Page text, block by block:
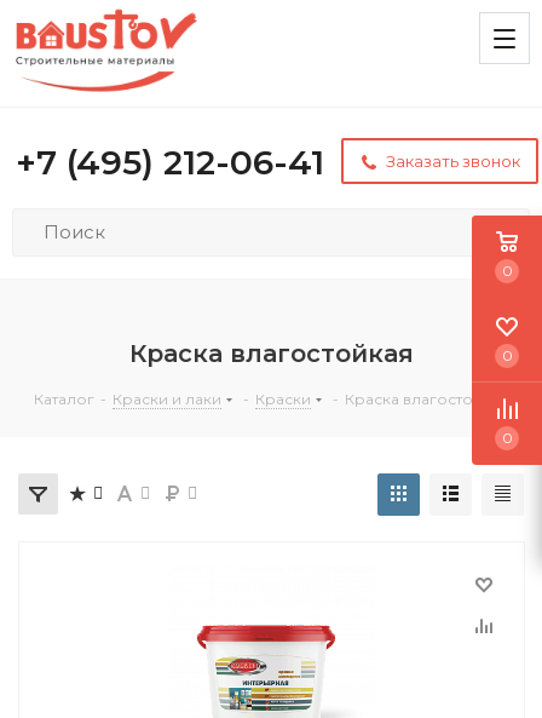
+7 (495) 212-06-41 Заказать звонок
Краска влагостойкая
Каталог - Краски и лаки - Краски - Краска влагостойкая
0
0
0